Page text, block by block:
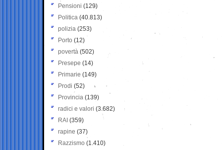
Pensioni (129)
Politica (40.813)
polizia (253)
Porto (12)
povertà (502)
Presepe (14)
Primarie (149)
Prodi (52)
Provincia (139)
radici e valori (3.682)
RAI (359)
rapine (37)
Razzismo (1.410)